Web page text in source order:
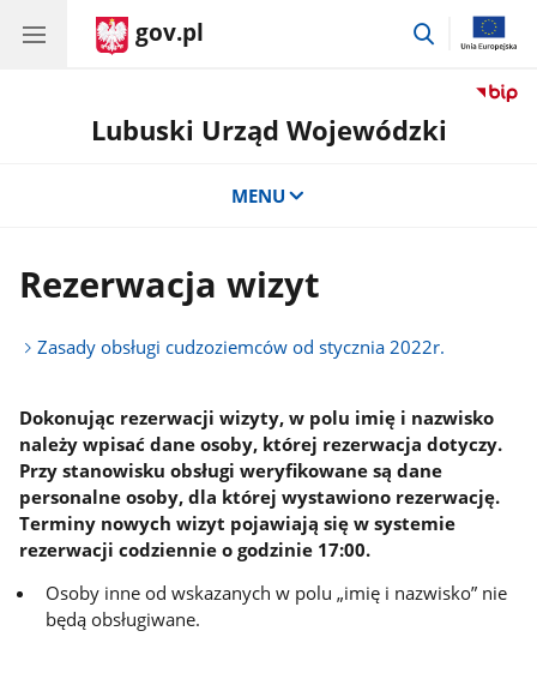
gov.pl
przejdź
Lubuski Urząd Wojewódzki
MENU
Rezerwacja wizyt
Zasady obsługi cudzoziemców od stycznia 2022r.
Dokonując rezerwacji wizyty, w polu imię i nazwisko
należy wpisać dane osoby, której rezerwacja dotyczy.
Przy stanowisku obsługi weryfikowane są dane
personalne osoby, dla której wystawiono rezerwację.
Terminy nowych wizyt pojawiają się w systemie
rezerwacji codziennie o godzinie 17:00.
Osoby inne od wskazanych w polu „imię i nazwisko” nie
będą obsługiwane.